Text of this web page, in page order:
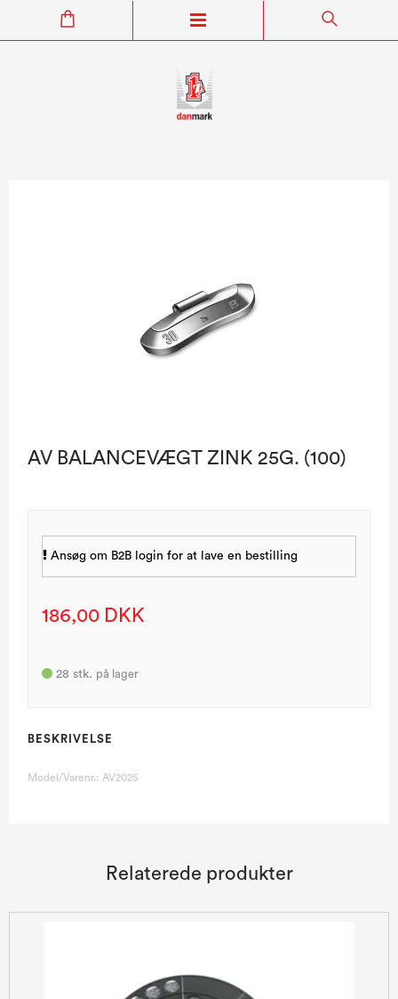
AV BALANCEVÆGT ZINK 25G. (100)
Ansøg om B2B login for at lave en bestilling
186,00 DKK
28 stk. på lager
BESKRIVELSE
Model/Varenr.: AV2025
Relaterede produkter